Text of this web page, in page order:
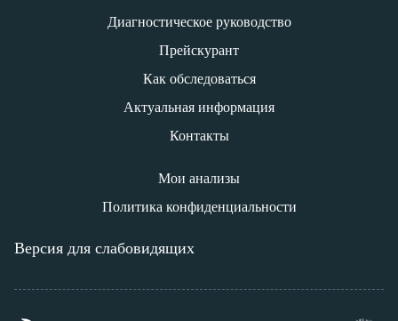
Диагностическое руководство
Прейскурант
Как обследоваться
Актуальная информация
Контакты
Мои анализы
Политика конфиденциальности
Версия для слабовидящих